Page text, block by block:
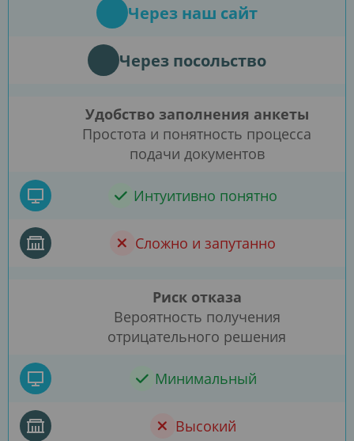
Через наш сайт
Через посольство
Удобство заполнения анкеты
Простота и понятность процесса
подачи документов
Интуитивно понятно
Сложно и запутанно
Риск отказа
Вероятность получения
отрицательного решения
Минимальный
Высокий